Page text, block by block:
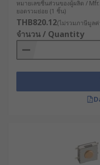
หมายเลขชิ้นส่วนของผู้ผลิต /
ยอดรวมย่อย (1 ชิ้น)
THB820.12(ไม่รวมภาษีมูลค่
จำนวน / Quantity